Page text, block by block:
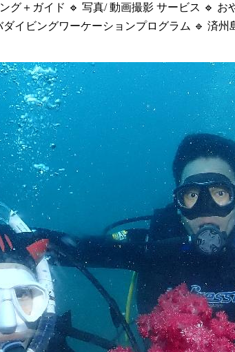
グ＋ガイド 🔹 写真/ 動画撮影 サービス 🔹
イビングワーケーションプログラム 🔹 済